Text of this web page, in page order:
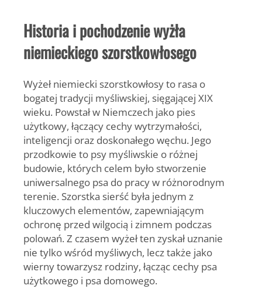
Historia i pochodzenie wyżła
niemieckiego szorstkowłosego
Wyżeł niemiecki szorstkowłosy to rasa o
bogatej tradycji myśliwskiej, sięgającej XIX
wieku. Powstał w Niemczech jako pies
użytkowy, łączący cechy wytrzymałości,
inteligencji oraz doskonałego węchu. Jego
przodkowie to psy myśliwskie o różnej
budowie, których celem było stworzenie
uniwersalnego psa do pracy w różnorodnym
terenie. Szorstka sierść była jednym z
kluczowych elementów, zapewniającym
ochronę przed wilgocią i zimnem podczas
polowań. Z czasem wyżeł ten zyskał uznanie
nie tylko wśród myśliwych, lecz także jako
wierny towarzysz rodziny, łącząc cechy psa
użytkowego i psa domowego.